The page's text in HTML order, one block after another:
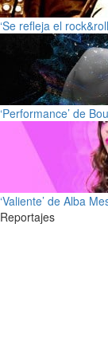
‘Se refleja el
‘Performance’ de
‘Valiente’ de Alba
Reportajes